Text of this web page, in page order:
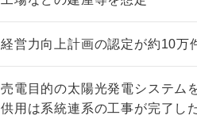
経営力向上計画の認定が約10万
売電目的の太陽光発電システム
供用は系統連系の工事が完了し